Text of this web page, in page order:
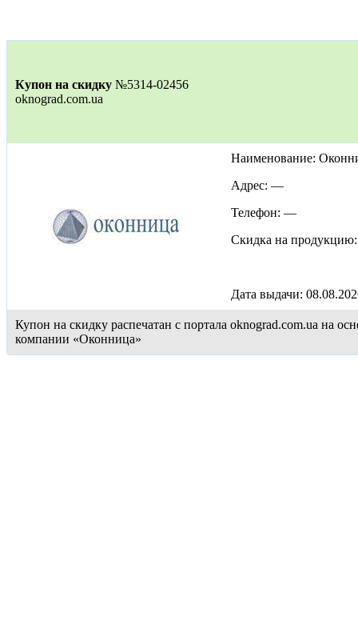
Купон на скидку №5314-02456
oknograd.com.ua
Наименование:
Адрес: —
Телефон: —
Скидка на
Дата выдачи:
Купон на скидку распечатан с портала oknograd.com.ua на
компании «Оконница»